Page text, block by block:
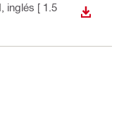
, inglés [ 1.5